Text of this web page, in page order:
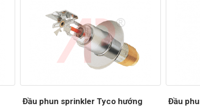
Đầu phun sprinkler Tyco hướng
Đầu